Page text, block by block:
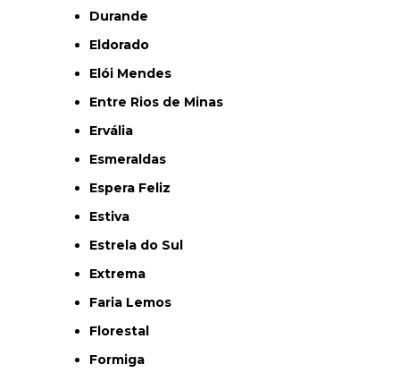
Durande
Eldorado
Elói Mendes
Entre Rios de Minas
Ervália
Esmeraldas
Espera Feliz
Estiva
Estrela do Sul
Extrema
Faria Lemos
Florestal
Formiga